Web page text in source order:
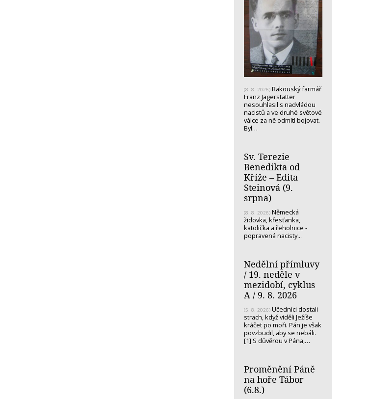
(8. 8. 2026) Rakouský farmář
Franz Jägerstätter
nesouhlasil s nadvládou
nacistů a ve druhé světové
válce za ně odmítl bojovat.
Byl…
Sv. Terezie
Benedikta od
Kříže – Edita
Steinová (9.
srpna)
(8. 8. 2026) Německá
židovka, křesťanka,
katolička a řeholnice -
popravená nacisty...
Nedělní přímluvy
/ 19. neděle v
mezidobí, cyklus
A / 9. 8. 2026
(5. 8. 2026) Učedníci dostali
strach, když viděli Ježíše
kráčet po moři. Pán je však
povzbudil, aby se nebáli.
[1] S důvěrou v Pána,…
Proměnění Páně
na hoře Tábor
(6.8.)